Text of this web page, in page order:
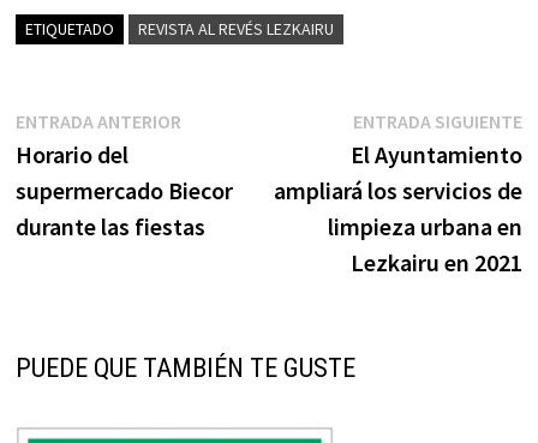
ETIQUETADO REVISTA AL REVÉS LEZKAIRU
Navegación
de
entradas
ENTRADA ANTERIOREntrada
Horario del
supermercado Biecor
durante las fiestas
ENTRADA SIGUIENTE
El Ayuntamiento
ampliará los servicios de
limpieza urbana en
Lezkairu en 2021
PUEDE QUE TAMBIÉN TE GUSTE